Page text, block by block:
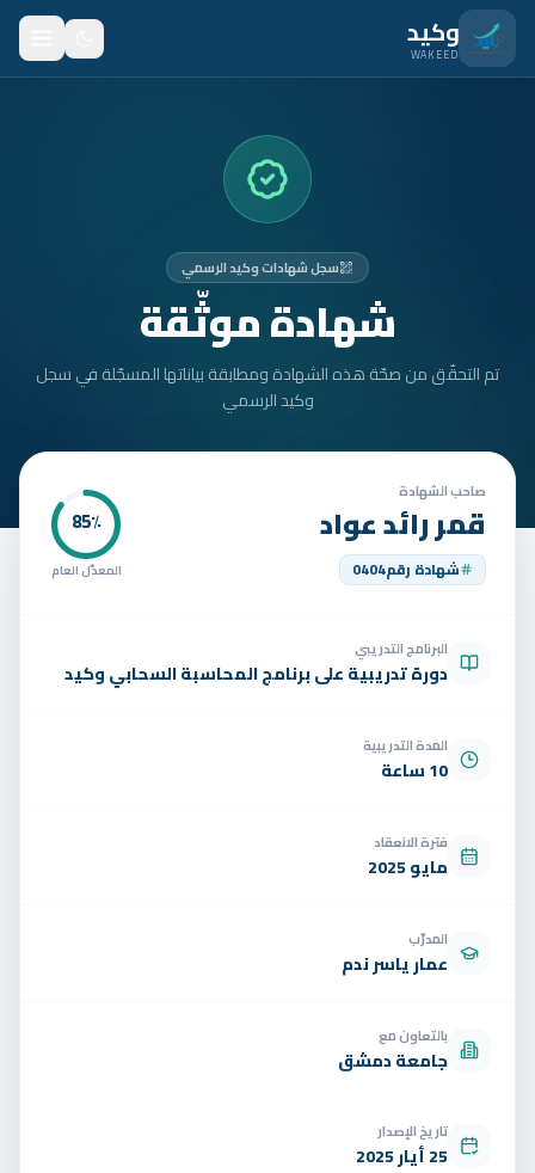
انتقل للمحتوى الرئيسي
وكيد
WAKEED
المتدربون
الأمان
تواصل
الوظائف
سجل شهادات وكيد الرسمي
شهادة موثّقة
تم التحقّق من صحّة هذه الشهادة ومطابقة بياناتها المسجّلة في سجل
وكيد الرسمي
صاحب الشهادة
قمر رائد عواد
شهادة رقم0404
85٪
المعدّل العام
البرنامج التدريبي
دورة تدريبية على برنامج المحاسبة السحابي وكيد
المدة التدريبية
10 ساعة
فترة الانعقاد
مايو 2025
المدرّب
عمار ياسر ندم
بالتعاون مع
جامعة دمشق
تاريخ الإصدار
25 أيار 2025